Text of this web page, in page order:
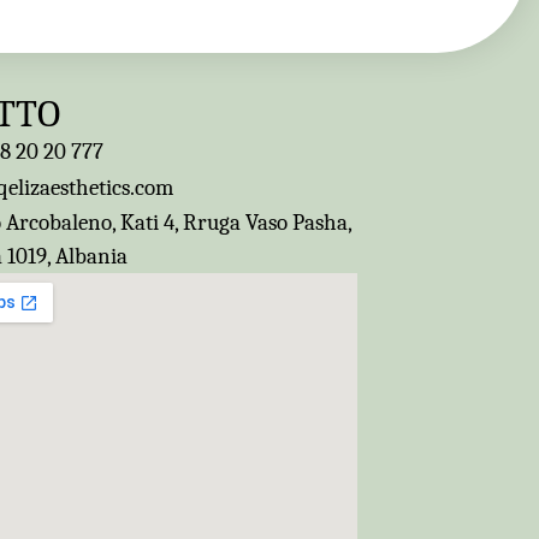
20 20 777
Kati 4, Rruga Vaso Pasha,
Albania